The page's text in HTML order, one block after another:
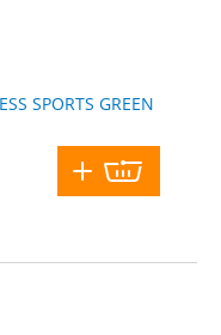
SPORTS GREEN